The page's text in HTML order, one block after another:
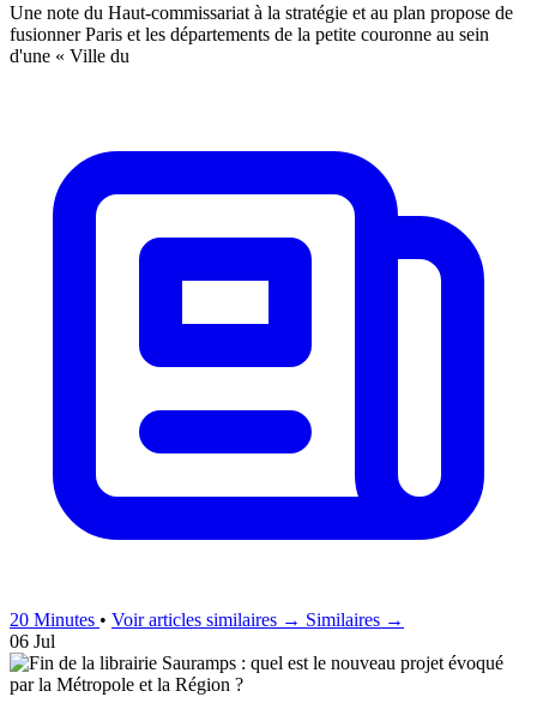
Une note du Haut-commissariat à la stratégie et au plan propose de
fusionner Paris et les départements de la petite couronne au sein
d'une « Ville du
20 Minutes • Voir articles similaires → Similaires →
06 Jul